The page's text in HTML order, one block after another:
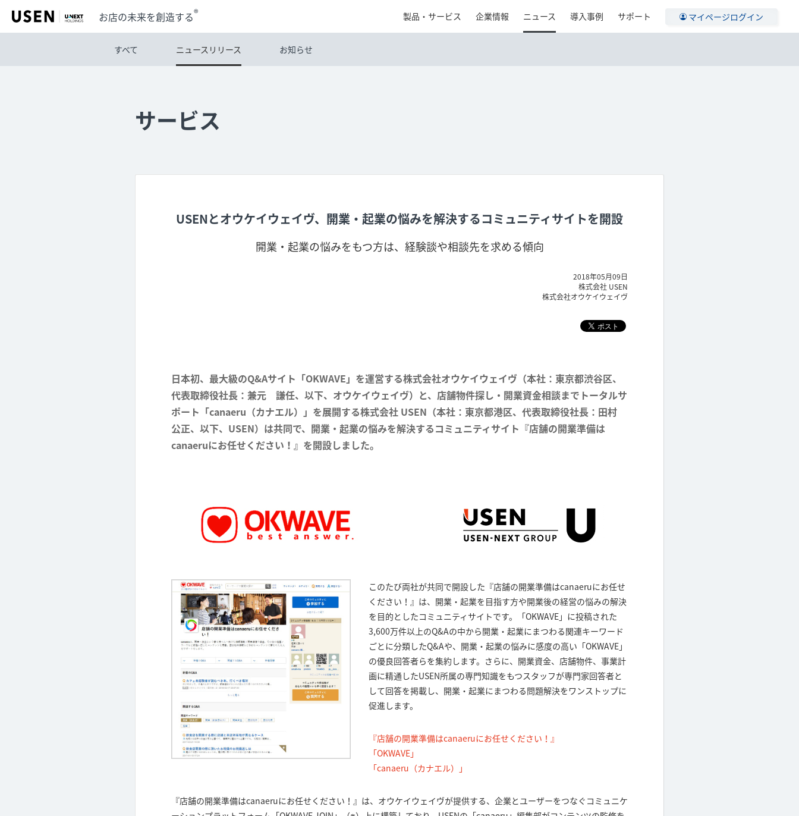
製品・サービス 企業情報 ニュース 導入事例 サポート マイページログイン
お店の未来を創造する®
すべて ニュースリリース お知らせ
サービス
USENとオウケイウェイヴ、開業・起業の悩みを解決するコミュニティサイトを開設
開業・起業の悩みをもつ方は、経験談や相談先を求める傾向
2018年05月09日
株式会社 USEN
株式会社オウケイウェイヴ
日本初、最大級のQ&Aサイト「OKWAVE」を運営する株式会社オウケイウェイヴ（本社：東京都渋谷区、
代表取締役社長：兼元 謙任、以下、オウケイウェイヴ）と、店舗物件探し・開業資金相談までトータルサ
ポート「canaeru（カナエル）」を展開する株式会社 USEN（本社：東京都港区、代表取締役社長：田村
公正、以下、USEN）は共同で、開業・起業の悩みを解決するコミュニティサイト『店舗の開業準備は
canaeruにお任せください！』を開設しました。
このたび両社が共同で開設した『店舗の開業準備はcanaeruにお任せ
ください！』は、開業・起業を目指す方や開業後の経営の悩みの解決
を目的としたコミュニティサイトです。「OKWAVE」に投稿された
3,600万件以上のQ&Aの中から開業・起業にまつわる関連キーワード
ごとに分類したQ&Aや、開業・起業の悩みに感度の高い「OKWAVE」
の優良回答者らを集約します。さらに、開業資金、店舗物件、事業計
画に精通したUSEN所属の専門知識をもつスタッフが専門家回答者と
して回答を掲載し、開業・起業にまつわる問題解決をワンストップに
促進します。
『店舗の開業準備はcanaeruにお任せください！』
「OKWAVE」
「canaeru（カナエル）」
『店舗の開業準備はcanaeruにお任せください！』は、オウケイウェイヴが提供する、企業とユーザーをつなぐコミュニケ